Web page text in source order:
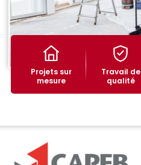
Projets sur
mesure
Travail de
qualité